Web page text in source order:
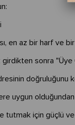
en az bir harf ve
sonra "Üye
doğruluğunu
uygun
tutmak için güçlü